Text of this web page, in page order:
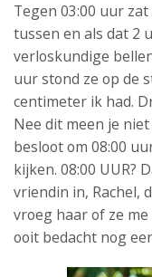
Tegen 03:00 uur
tussen en als dat 2
verloskundige
uur stond ze op de
centimeter ik had.
Nee dit meen je
besloot om 08:00
kijken. 08:00 UUR?
vriendin in, Rachel,
vroeg haar of ze
ooit bedacht nog